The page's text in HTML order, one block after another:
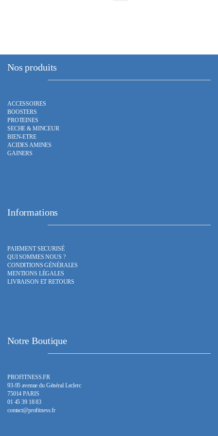
Nos produits
ACCESSOIRES
BOOSTERS
PROTEINES
SECHE & MINCEUR
BIEN-ETRE
ACIDES AMINES
GAINERS
Informations
PAIEMENT SECURISÉ
QUI SOMMES NOUS ?
CONDITIONS GÉNÉRALES
MENTIONS LÉGALES
LIVRAISON ET RETOURS
Notre Boutique
PROFITNESS.FR
93-95 avenue du Général Leclerc
75014 PARIS
01 45 39 18 83
contact@profitness.fr